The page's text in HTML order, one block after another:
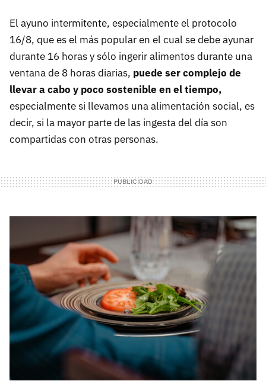
El ayuno intermitente, especialmente el protocolo
16/8, que es el más popular en el cual se debe ayunar
durante 16 horas y sólo ingerir alimentos durante una
ventana de 8 horas diarias, puede ser complejo de
llevar a cabo y poco sostenible en el tiempo,
especialmente si llevamos una alimentación social, es
decir, si la mayor parte de las ingesta del día son
compartidas con otras personas.